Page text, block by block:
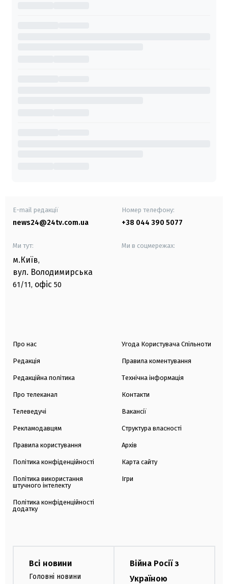
E-mail редакції
news24@24tv.com.ua
Номер телефону:
+38 044 390 5077
Ми тут:
м.Київ,
вул. Володимирська
61/11, офіс 50
Ми в соцмережах:
Про нас
Редакція
Редакційна політика
Про телеканал
Телеведучі
Рекламодавцям
Правила користування
Політика конфіденційності
Політика використання
штучного інтелекту
Політика конфіденційності
додатку
Угода Користувача Спільноти
Правила коментування
Технічна інформація
Контакти
Вакансії
Структура власності
Архів
Карта сайту
Ігри
Всі новини
Головні новини
Війна Росії з
Україною